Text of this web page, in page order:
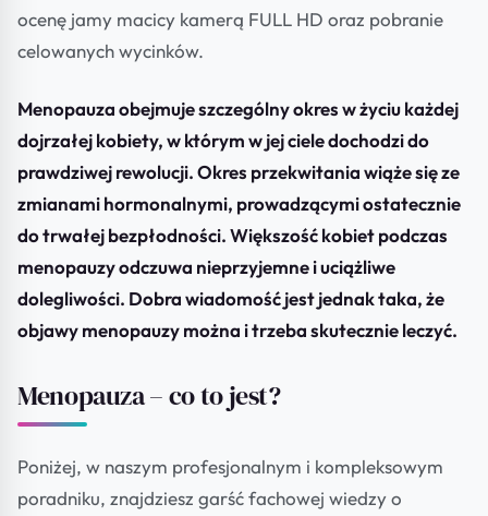
ocenę jamy macicy kamerą FULL HD oraz pobranie
celowanych wycinków.
Menopauza obejmuje szczególny okres w życiu każdej
dojrzałej kobiety, w którym w jej ciele dochodzi do
prawdziwej rewolucji. Okres przekwitania wiąże się ze
zmianami hormonalnymi, prowadzącymi ostatecznie
do trwałej bezpłodności. Większość kobiet podczas
menopauzy odczuwa nieprzyjemne i uciążliwe
dolegliwości. Dobra wiadomość jest jednak taka, że
objawy menopauzy można i trzeba skutecznie leczyć.
Menopauza – co to jest?
Poniżej, w naszym profesjonalnym i kompleksowym
poradniku, znajdziesz garść fachowej wiedzy o